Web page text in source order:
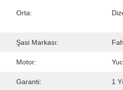
Orta:
Şasi Markası:
Motor:
Garanti: 1